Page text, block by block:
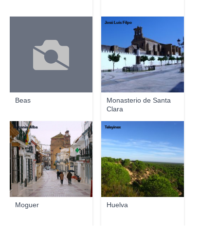
Beas
Monasterio de Santa
Clara
José Luis Filpo
Moguer
Antonio Alba
Huelva
Teleyinex